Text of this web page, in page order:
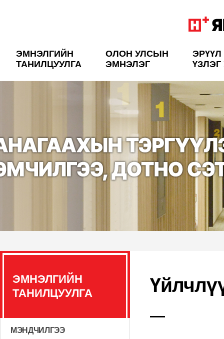
ЭМНЭЛГИЙН
ТАНИЛЦУУЛГА
ОЛОН УЛСЫН
ЭМНЭЛЭГ
ЭМНЭЛГИЙН
ТАНИЛЦУУЛГА
МЭНДЧИЛГЭЭ